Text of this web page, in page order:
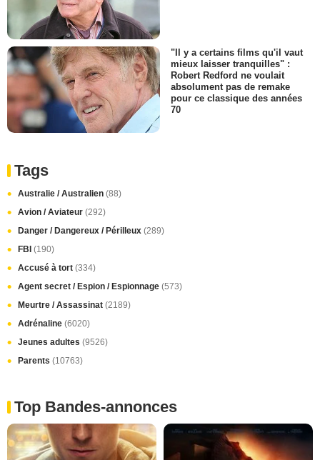
"Il y a certains films qu'il vaut
mieux laisser tranquilles" :
Robert Redford ne voulait
absolument pas de remake
pour ce classique des années
70
Tags
Australie / Australien (88)
Avion / Aviateur (292)
Danger / Dangereux / Périlleux (289)
FBI (190)
Accusé à tort (334)
Agent secret / Espion / Espionnage (573)
Meurtre / Assassinat (2189)
Adrénaline (6020)
Jeunes adultes (9526)
Parents (10763)
Top Bandes-annonces